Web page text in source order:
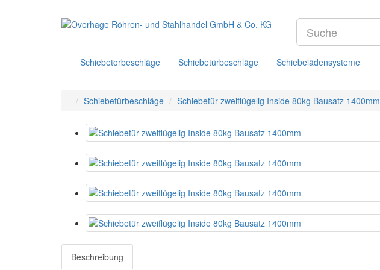
Schiebetorbeschläge Schiebetürbeschläge Schiebelädensysteme
Schiebetürbeschläge Schiebetür zweiflügelig Inside 80kg Bausatz 1400mm
Beschreibung